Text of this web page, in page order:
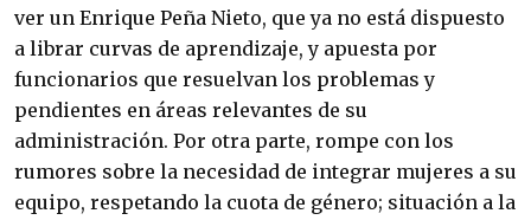
ver un Enrique Peña Nieto, que ya no está dispuesto
a librar curvas de aprendizaje, y apuesta por
funcionarios que resuelvan los problemas y
pendientes en áreas relevantes de su
administración. Por otra parte, rompe con los
rumores sobre la necesidad de integrar mujeres a su
equipo, respetando la cuota de género; situación a la